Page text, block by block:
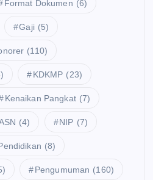
Format Dokumen (6)
Gaji (5)
(110)
KDKMP (23)
Kenaikan Pangkat (7)
(4) NIP (7)
(8)
Pengumuman (160)